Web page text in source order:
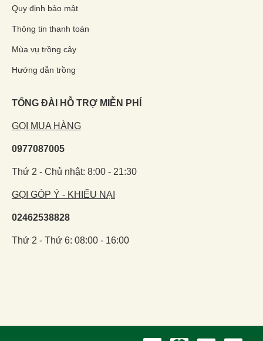
Quy định bảo mật
Thông tin thanh toán
Mùa vụ trồng cây
Hướng dẫn trồng
TỔNG ĐÀI HỖ TRỢ MIỄN PHÍ
GỌI MUA HÀNG
0977087005
Thứ 2 - Chủ nhật: 8:00 - 21:30
GỌI GÓP Ý - KHIẾU NẠI
02462538828
Thứ 2 - Thứ 6: 08:00 - 16:00